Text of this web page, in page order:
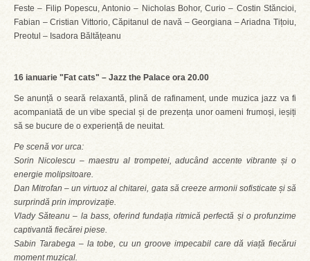
Feste – Filip Popescu, Antonio – Nicholas Bohor, Curio – Costin Stăncioi,
Fabian – Cristian Vittorio, Căpitanul de navă – Georgiana – Ariadna Tițoiu,
Preotul – Isadora Băltățeanu
16 ianuarie "Fat cats" – Jazz the Palace ora 20.00
Se anunță o seară relaxantă, plină de rafinament, unde muzica jazz va fi
acompaniată de un vibe special și de prezența unor oameni frumoși, ieșiți
să se bucure de o experiență de neuitat.
Pe scenă vor urca:
Sorin Nicolescu – maestru al trompetei, aducând accente vibrante și o
energie molipsitoare.
Dan Mitrofan – un virtuoz al chitarei, gata să creeze armonii sofisticate și să
surprindă prin improvizație.
Vlady Săteanu – la bass, oferind fundația ritmică perfectă și o profunzime
captivantă fiecărei piese.
Sabin Tarabega – la tobe, cu un groove impecabil care dă viață fiecărui
moment muzical.